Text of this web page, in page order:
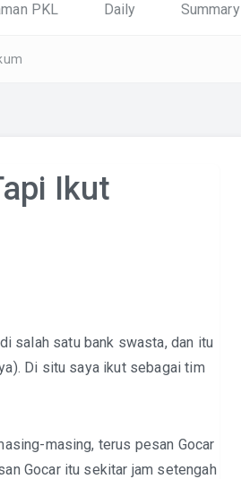
PKL Daily Summary
Ikut
salah satu bank swasta, dan itu
Di situ saya ikut sebagai tim
masing, terus pesan Gocar
Gocar itu sekitar jam setengah